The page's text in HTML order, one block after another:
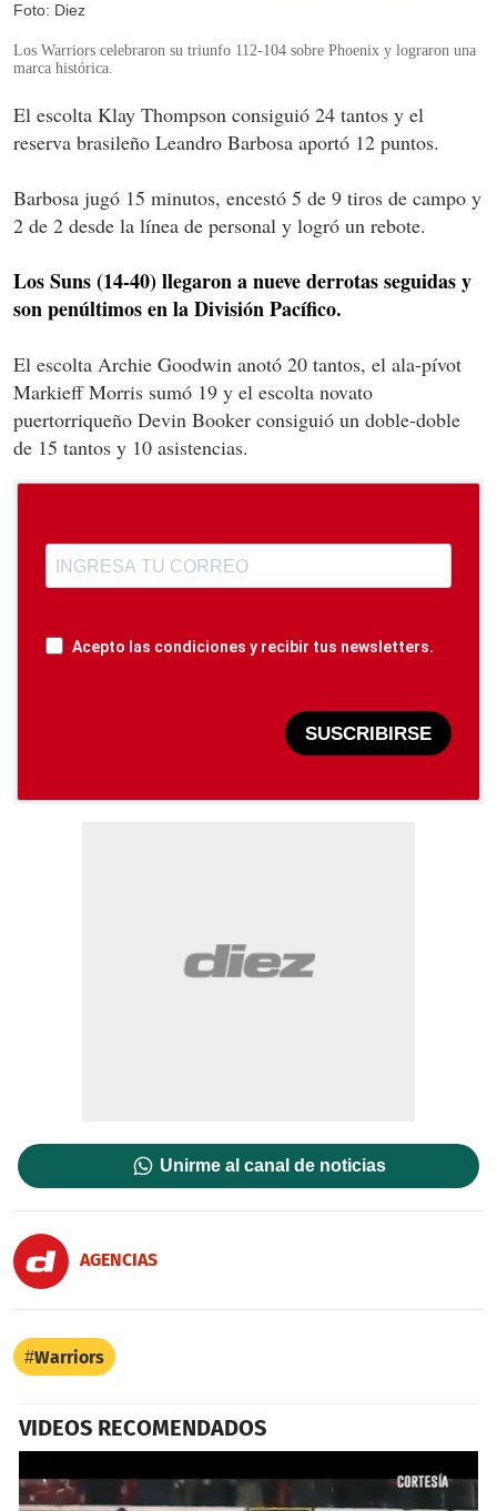
Foto: Diez
Los Warriors celebraron su triunfo 112-104 sobre Phoenix y lograron una
marca histórica.
El escolta Klay Thompson consiguió 24 tantos y el
reserva brasileño Leandro Barbosa aportó 12 puntos.
Barbosa jugó 15 minutos, encestó 5 de 9 tiros de campo y
2 de 2 desde la línea de personal y logró un rebote.
Los Suns (14-40) llegaron a nueve derrotas seguidas y
son penúltimos en la División Pacífico.
El escolta Archie Goodwin anotó 20 tantos, el ala-pívot
Markieff Morris sumó 19 y el escolta novato
puertorriqueño Devin Booker consiguió un doble-doble
de 15 tantos y 10 asistencias.
Acepto las condiciones y recibir tus newsletters.
SUSCRIBIRSE
Unirme al canal de noticias
AGENCIAS
Warriors
VIDEOS RECOMENDADOS